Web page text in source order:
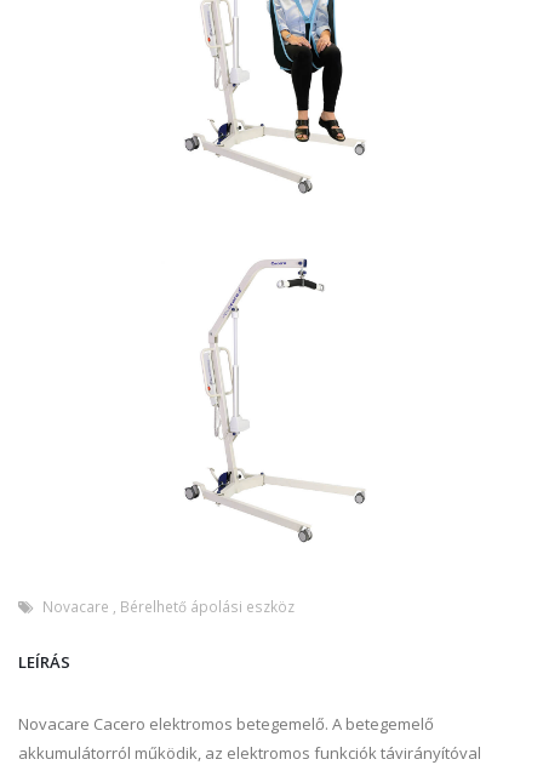
Novacare Bérelhető ápolási eszköz
LEÍRÁS
Novacare Cacero elektromos betegemelő. A betegemelő
akkumulátorról működik, az elektromos funkciók távirányítóval